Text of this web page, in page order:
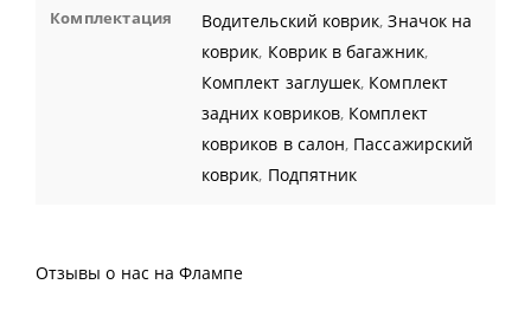
Комплектация Водительский коврик,Значок на
коврик, Коврик в багажник,
Комплект заглушек, Комплект
задних ковриков, Комплект
ковриков в салон, Пассажирский
коврик, Подпятник
Отзывы о нас на Флампе